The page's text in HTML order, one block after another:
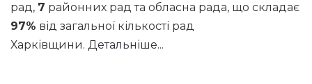
рад, 7 районних рад та обласна рада, що складає
97% від загальної кількості рад
Харківщини. Детальніше...